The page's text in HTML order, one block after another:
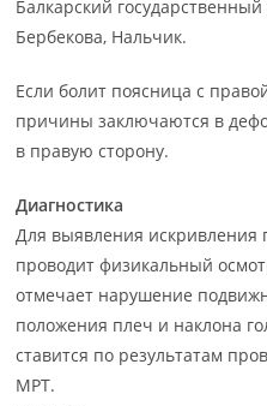
Балкарский
Бербекова, Нальчик.
Если болит поясница с
причины заключаются в
в правую сторону.
Диагностика
Для выявления искривления
проводит физикальный
отмечает нарушение
положения плеч и наклона
ставится по результатам
МРТ.